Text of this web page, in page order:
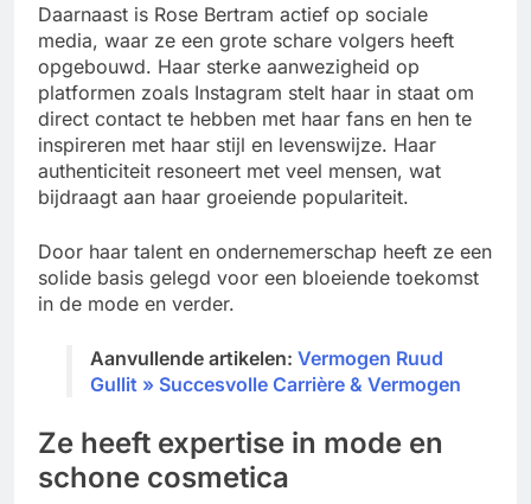
Daarnaast is Rose Bertram actief op sociale
media, waar ze een grote schare volgers heeft
opgebouwd. Haar sterke aanwezigheid op
platformen zoals Instagram stelt haar in staat om
direct contact te hebben met haar fans en hen te
inspireren met haar stijl en levenswijze. Haar
authenticiteit resoneert met veel mensen, wat
bijdraagt aan haar groeiende populariteit.
Door haar talent en ondernemerschap heeft ze een
solide basis gelegd voor een bloeiende toekomst
in de mode en verder.
Aanvullende artikelen: Vermogen Ruud
Gullit » Succesvolle Carrière & Vermogen
Ze heeft expertise in mode en
schone cosmetica